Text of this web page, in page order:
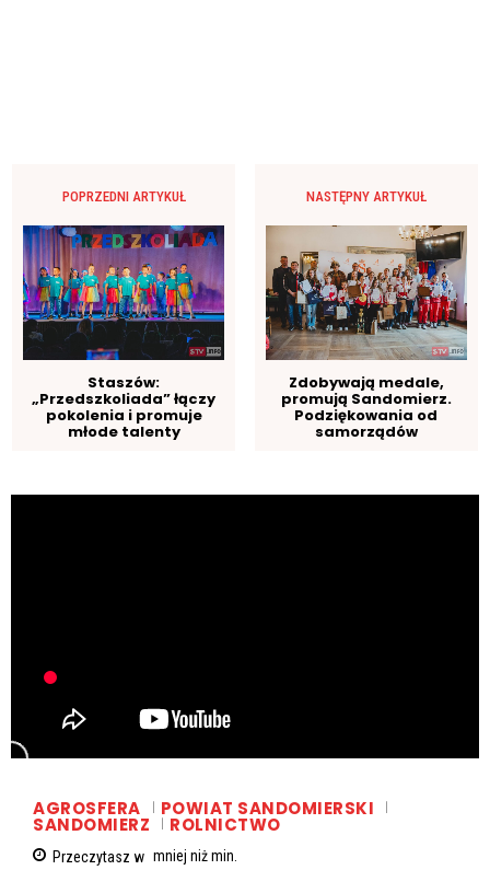
POPRZEDNI ARTYKUŁ
Staszów:
„Przedszkoliada” łączy
pokolenia i promuje
młode talenty
NASTĘPNY ARTYKUŁ
Zdobywają medale,
promują Sandomierz.
Podziękowania od
samorządów